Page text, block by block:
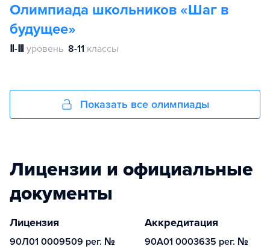
Олимпиада школьников «Шаг в
будущее»
Ⅱ-Ⅲ уровень 8-11 классы
Показать все олимпиады
Лицензии и официальные
документы
Лицензия
90Л01 0009509 рег. №
Аккредитация
90А01 0003635 рег. №